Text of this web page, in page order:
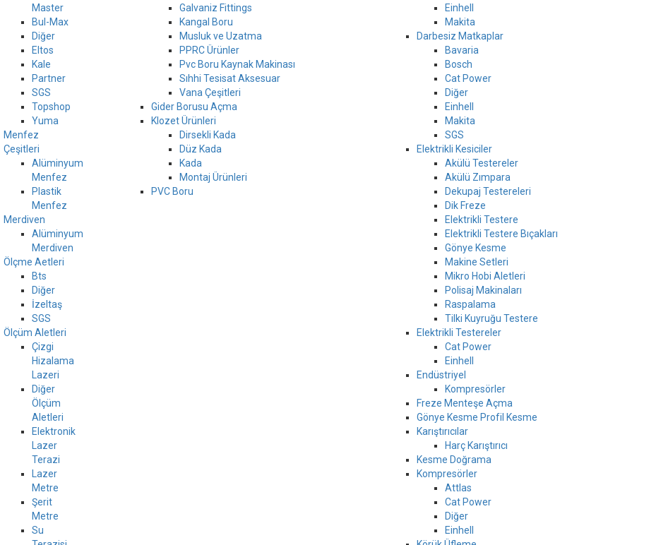
Master
Bul-Max
Diğer
Eltos
Kale
Partner
SGS
Topshop
Yuma
Menfez
Çeşitleri
Alüminyum
Menfez
Plastik
Menfez
Merdiven
Alüminyum
Merdiven
Ölçme Aetleri
Bts
Diğer
İzeltaş
SGS
Ölçüm Aletleri
Çizgi
Hizalama
Lazeri
Diğer
Ölçüm
Aletleri
Elektronik
Lazer
Terazi
Lazer
Metre
Şerit
Metre
Su
Galvaniz Fittings
Kangal Boru
Musluk ve Uzatma
PPRC Ürünler
Pvc Boru Kaynak Makinası
Sıhhi Tesisat Aksesuar
Vana Çeşitleri
Gider Borusu Açma
Klozet Ürünleri
Dirsekli Kada
Düz Kada
Kada
Montaj Ürünleri
PVC Boru
Einhell
Makita
Darbesiz Matkaplar
Bavaria
Bosch
Cat Power
Diğer
Einhell
Makita
SGS
Elektrikli Kesiciler
Akülü Testereler
Akülü Zımpara
Dekupaj Testereleri
Dik Freze
Elektrikli Testere
Elektrikli Testere Bıçakları
Gönye Kesme
Makine Setleri
Mikro Hobi Aletleri
Polisaj Makinaları
Raspalama
Tilki Kuyruğu Testere
Elektrikli Testereler
Cat Power
Einhell
Endüstriyel
Kompresörler
Freze Menteşe Açma
Gönye Kesme Profil Kesme
Karıştırıcılar
Harç Karıştırıcı
Kesme Doğrama
Kompresörler
Attlas
Cat Power
Diğer
Einhell